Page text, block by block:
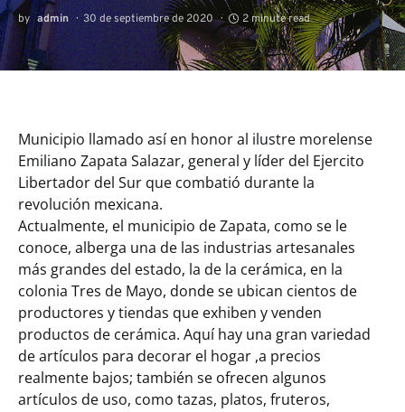
by admin 30 de septiembre de 2020 2 minute read
Municipio llamado así en honor al ilustre morelense
Emiliano Zapata Salazar, general y líder del Ejercito
Libertador del Sur que combatió durante la
revolución mexicana.
Actualmente, el municipio de Zapata, como se le
conoce, alberga una de las industrias artesanales
más grandes del estado, la de la cerámica, en la
colonia Tres de Mayo, donde se ubican cientos de
productores y tiendas que exhiben y venden
productos de cerámica. Aquí hay una gran variedad
de artículos para decorar el hogar ,a precios
realmente bajos; también se ofrecen algunos
artículos de uso, como tazas, platos, fruteros,